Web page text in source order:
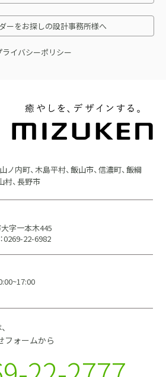
ーをお探しの設計事務所様へ
ライバシーポリシー
ノ内町、木島平村、飯山市、信濃町、飯綱
村、長野市
字一本木445
0269-22-6982
フォームから